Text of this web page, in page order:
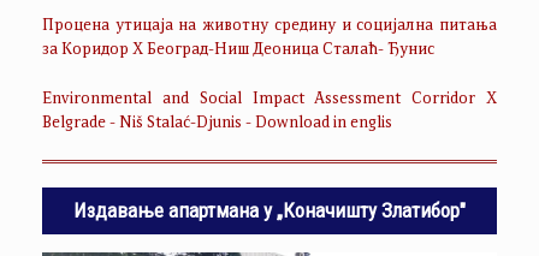
Процена утицаја на животну средину и социјална питања
за Коридор Х Београд-Ниш Деоница Сталаћ- Ђунис
Environmental and Social Impact Assessment Corridor X
Belgrade - Niš Stalać-Djunis - Download in englis
Издавање апартмана у „Коначишту Златибор"